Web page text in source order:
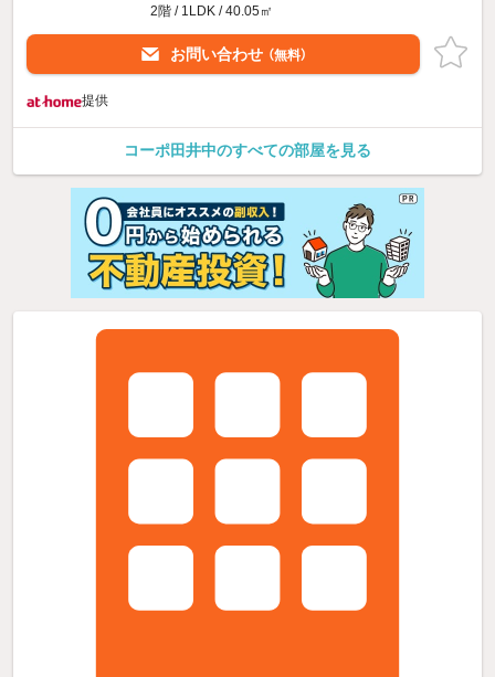
2階 / 1LDK / 40.05㎡
お問い合わせ （無料）
提供
コーポ田井中のすべての部屋を見る